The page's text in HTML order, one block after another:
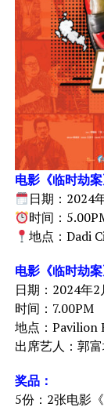
电影《临时劫
日期：2024
时间：
地点：Dadi
电影《临时劫
日期：2024年2
时间：7.00PM
地点： Pavilion
出席艺人：郭
奖品：
5份：2张电影